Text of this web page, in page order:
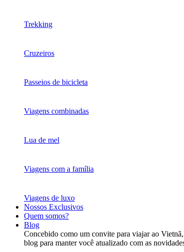
Trekking
Cruzeiros
Passeios de bicicleta
Viagens combinadas
Lua de mel
Viagens com a família
Viagens de luxo
Nossos Exclusivos
Quem somos?
Blog
Concebido como um convite para viajar ao
blog para manter você atualizado com as